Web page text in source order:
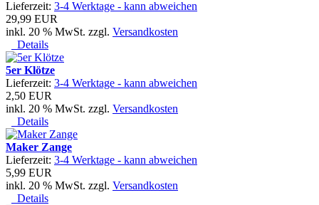
Lieferzeit: 3-4 Werktage - kann abweichen
29,99 EUR
inkl. 20 % MwSt. zzgl. Versandkosten
Details
5er Klötze
Lieferzeit: 3-4 Werktage - kann abweichen
2,50 EUR
inkl. 20 % MwSt. zzgl. Versandkosten
Details
Maker Zange
Lieferzeit: 3-4 Werktage - kann abweichen
5,99 EUR
inkl. 20 % MwSt. zzgl. Versandkosten
Details